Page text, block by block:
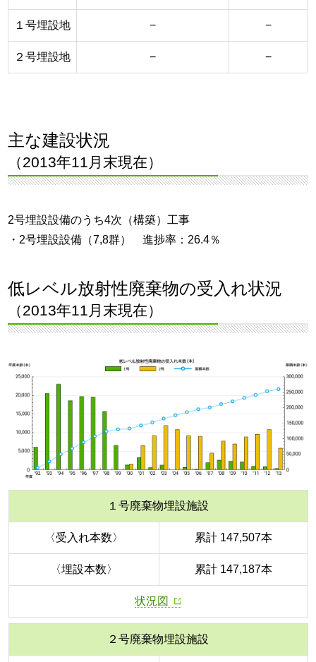
１号埋設地 − −
２号埋設地 − −
主な建設状況
（2013年11月末現在）
2号埋設設備のうち4次（構築）工事
・2号埋設設備（7,8群） 進捗率：26.4％
低レベル放射性廃棄物の受入れ状況
（2013年11月末現在）
１号廃棄物埋設施設
〈受入れ本数〉 累計 147,507本
〈埋設本数〉 累計 147,187本
状況図
２号廃棄物埋設施設